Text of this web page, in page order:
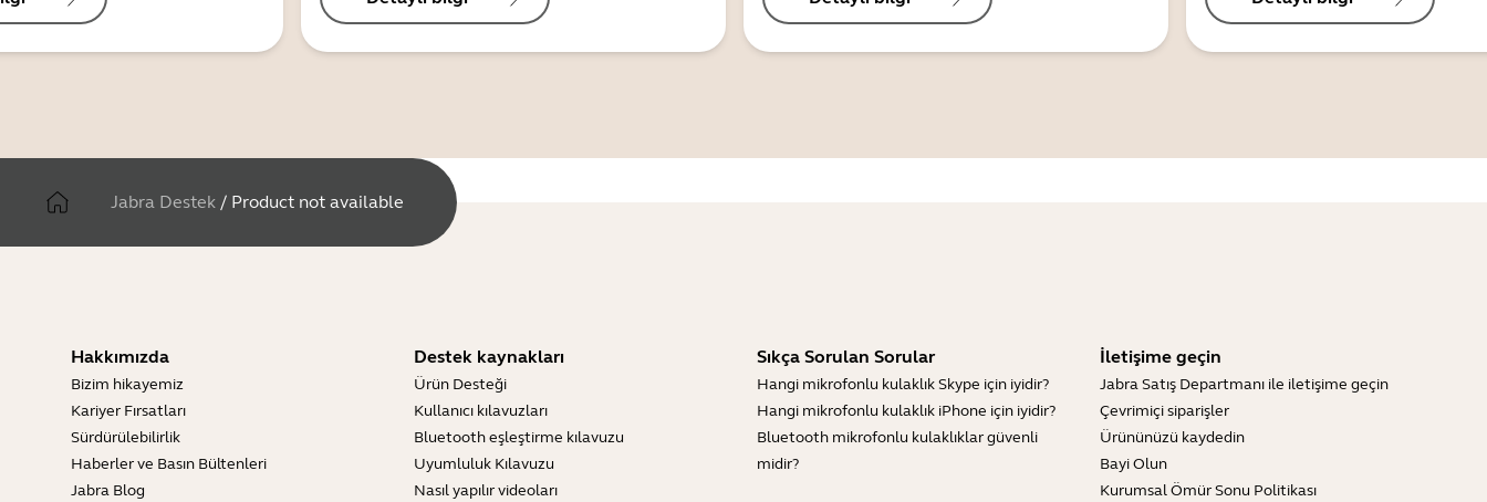
Jabra Destek / Product not available
Hakkımızda
Bizim hikayemiz
Kariyer Fırsatları
Sürdürülebilirlik
Haberler ve Basın Bültenleri
Jabra Blog
Destek kaynakları
Ürün Desteği
Kullanıcı kılavuzları
Bluetooth eşleştirme kılavuzu
Uyumluluk Kılavuzu
Nasıl yapılır videoları
Sıkça Sorulan Sorular
Hangi mikrofonlu kulaklık Skype için iyidir?
Hangi mikrofonlu kulaklık iPhone için iyidir?
Bluetooth mikrofonlu kulaklıklar güvenli
midir?
İletişime geçin
Jabra Satış Departmanı ile iletişime geçin
Çevrimiçi siparişler
Ürününüzü kaydedin
Bayi Olun
Kurumsal Ömür Sonu Politikası